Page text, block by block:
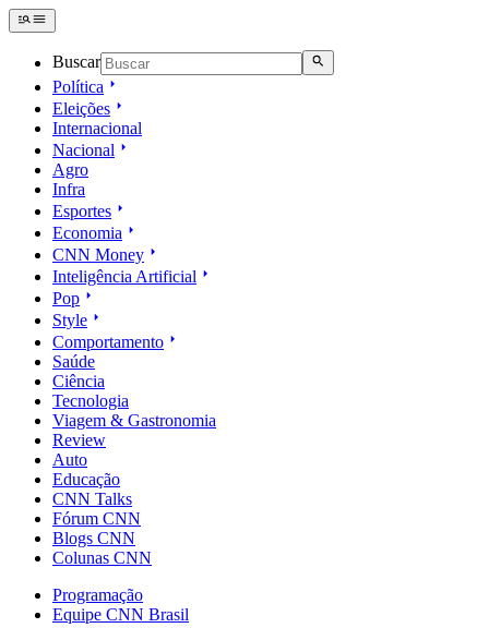
Buscar
Política
Eleições
Internacional
Nacional
Agro
Infra
Esportes
Economia
CNN Money
Inteligência Artificial
Pop
Style
Comportamento
Saúde
Ciência
Tecnologia
Viagem & Gastronomia
Review
Auto
Educação
CNN Talks
Fórum CNN
Blogs CNN
Colunas CNN
Programação
Equipe CNN Brasil